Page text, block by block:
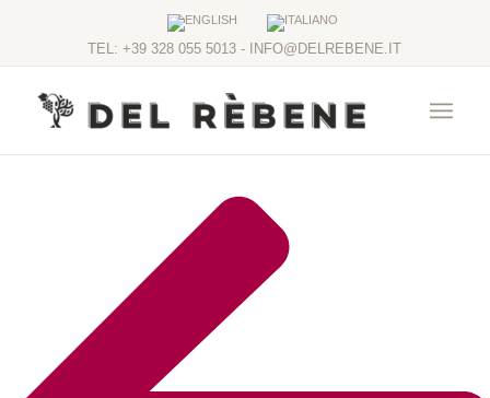
TEL: +39 328 055 5013 - INFO@DELREBENE.IT